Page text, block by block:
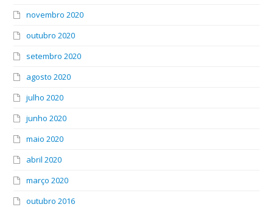
novembro 2020
outubro 2020
setembro 2020
agosto 2020
julho 2020
junho 2020
maio 2020
abril 2020
março 2020
outubro 2016